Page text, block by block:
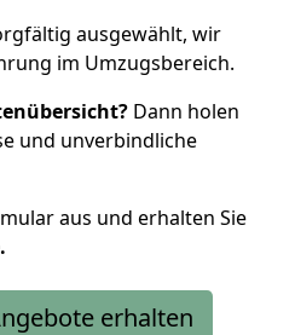
ausgewählt, wir
im Umzugsbereich.
Dann holen
und unverbindliche
aus und erhalten Sie
erhalten